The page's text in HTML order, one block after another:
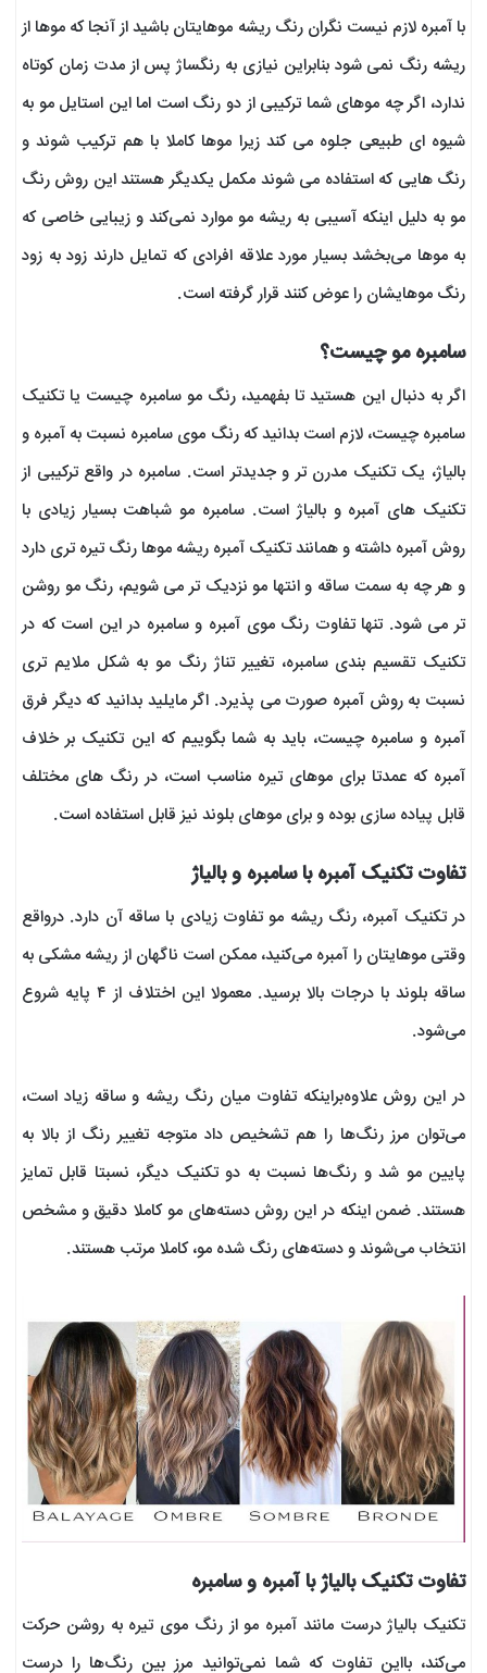
با آمبره لازم نیست نگران رنگ ریشه موهایتان باشید از آنجا که موها از
ریشه رنگ نمی شود بنابراین نیازی به رنگساژ پس از مدت زمان کوتاه
ندارد، اگر چه موهای شما ترکیبی از دو رنگ است اما این استایل مو به
شیوه ای طبیعی جلوه می کند زیرا موها کاملا با هم ترکیب شوند و
رنگ هایی که استفاده می شوند مکمل یکدیگر هستند این روش رنگ
مو به دلیل اینکه آسیبی به ریشه مو موارد نمی‌کند و زیبایی خاصی که
به موها می‌بخشد بسیار مورد علاقه افرادی که تمایل دارند زود به زود
رنگ موهایشان را عوض کنند قرار گرفته است.
سامبره مو چیست؟
اگر به دنبال این هستید تا بفهمید، رنگ مو سامبره چیست یا تکنیک
سامبره چیست، لازم است بدانید که رنگ موی سامبره نسبت به آمبره و
بالیاژ، یک تکنیک مدرن تر و جدیدتر است. سامبره در واقع ترکیبی از
تکنیک های آمبره و بالیاژ است. سامبره مو شباهت بسیار زیادی با
روش آمبره داشته و همانند تکنیک آمبره ریشه موها رنگ تیره تری دارد
و هر چه به سمت ساقه و انتها مو نزدیک تر می شویم، رنگ مو روشن
تر می شود. تنها تفاوت رنگ موی آمبره و سامبره در این است که در
تکنیک تقسیم بندی سامبره، تغییر تناژ رنگ مو به شکل ملایم تری
نسبت به روش آمبره صورت می پذیرد. اگر مایلید بدانید که دیگر فرق
آمبره و سامبره چیست، باید به شما بگوییم که این تکنیک بر خلاف
آمبره که عمدتا برای موهای تیره مناسب است، در رنگ های مختلف
قابل پیاده سازی بوده و برای موهای بلوند نیز قابل استفاده است.
تفاوت تکنیک آمبره با سامبره و بالیاژ
در تکنیک آمبره، رنگ ریشه مو تفاوت زیادی با ساقه آن دارد. درواقع
وقتی موهایتان را آمبره می‌کنید، ممکن است ناگهان از ریشه مشکی به
ساقه بلوند با درجات بالا برسید. معمولا این اختلاف از ۴ پایه شروع
می‌شود.
در این روش علاوه‌براینکه تفاوت میان رنگ ریشه و ساقه زیاد است،
می‌توان مرز رنگ‌ها را هم تشخیص داد متوجه تغییر رنگ از بالا به
پایین مو شد و رنگ‌ها نسبت به دو تکنیک‌ دیگر، نسبتا قابل تمایز
هستند. ضمن اینکه در این روش دسته‌های مو کاملا دقیق و مشخص
انتخاب می‌شوند و دسته‌های رنگ شده مو، کاملا مرتب هستند.
تفاوت تکنیک بالیاژ با آمبره و سامبره
تکنیک بالیاژ درست مانند آمبره مو از رنگ موی تیره به روشن حرکت
می‌کند، بااین تفاوت که شما نمی‌توانید مرز بین رنگ‌ها را درست